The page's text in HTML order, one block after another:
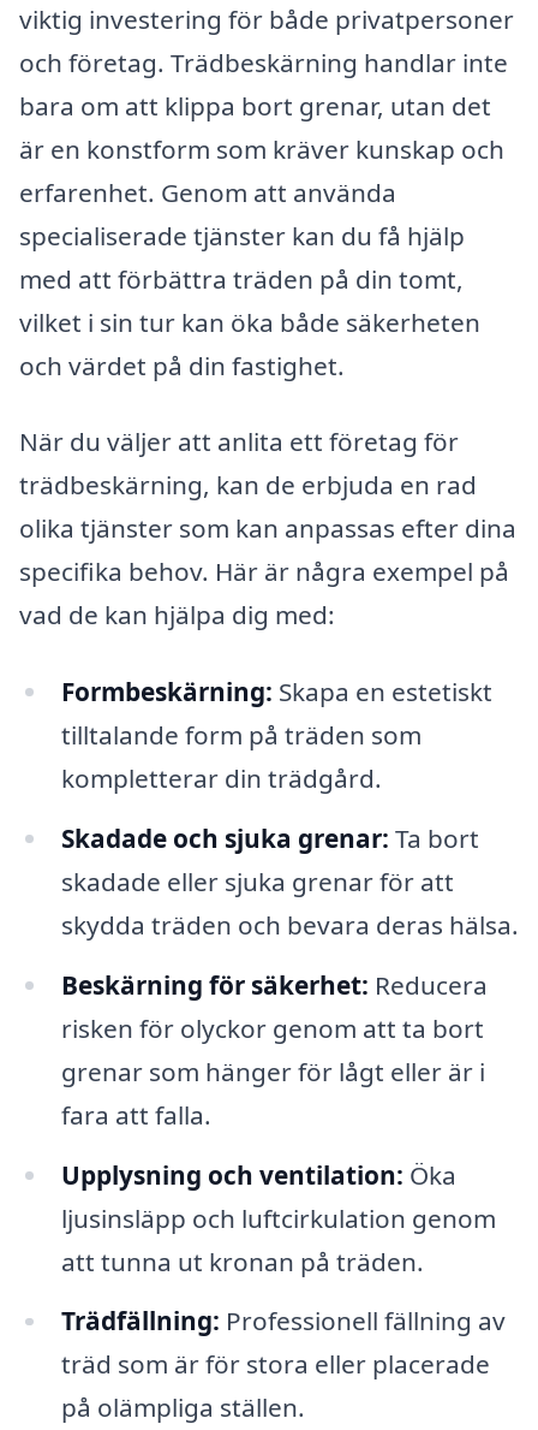
viktig investering för både privatpersoner
och företag. Trädbeskärning handlar inte
bara om att klippa bort grenar, utan det
är en konstform som kräver kunskap och
erfarenhet. Genom att använda
specialiserade tjänster kan du få hjälp
med att förbättra träden på din tomt,
vilket i sin tur kan öka både säkerheten
och värdet på din fastighet.
När du väljer att anlita ett företag för
trädbeskärning, kan de erbjuda en rad
olika tjänster som kan anpassas efter dina
specifika behov. Här är några exempel på
vad de kan hjälpa dig med:
Formbeskärning: Skapa en estetiskt
tilltalande form på träden som
kompletterar din trädgård.
Skadade och sjuka grenar: Ta bort
skadade eller sjuka grenar för att
skydda träden och bevara deras hälsa.
Beskärning för säkerhet: Reducera
risken för olyckor genom att ta bort
grenar som hänger för lågt eller är i
fara att falla.
Upplysning och ventilation: Öka
ljusinsläpp och luftcirkulation genom
att tunna ut kronan på träden.
Trädfällning: Professionell fällning av
träd som är för stora eller placerade
på olämpliga ställen.